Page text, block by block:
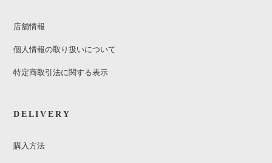
店舗情報
個人情報の取り扱いについて
特定商取引法に関する表示
DELIVERY
購入方法